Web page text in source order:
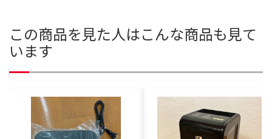
この商品を見た人はこんな商品も見て
います